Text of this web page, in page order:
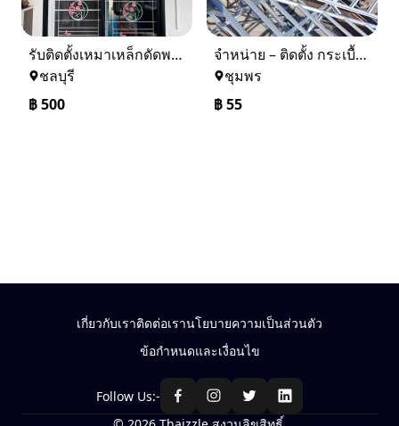
รับติดตั้งเหมาเหล็กดัดพร้อมมุ้งลวด
ชลบุรี
฿500
จำหน่าย – ติดตั้ง กระเบื้อง โครงหลังคา ถอดแบบแจ้งราคาฟรี
ชุมพร
฿55
เกี่ยวกับเราติดต่อเรานโยบายความเป็นส่วนตัว
ข้อกำหนดและเงื่อนไข
Follow Us:-